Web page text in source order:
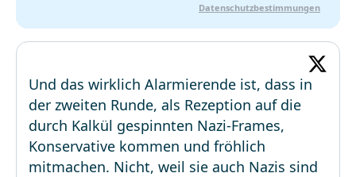
Datenschutzbestimmungen
Und das wirklich Alarmierende ist, dass in
der zweiten Runde, als Rezeption auf die
durch Kalkül gespinnten Nazi-Frames,
Konservative kommen und fröhlich
mitmachen. Nicht, weil sie auch Nazis sind